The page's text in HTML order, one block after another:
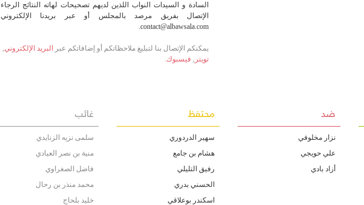
السادة و السيدات النواب اللذين لديهم تصحيحات لهاته النتائج الرجاء
الإتصال بفريق مرصد بالمجلس أو عبر بريدنا الإلكتروني
contact@albawsala.com.
يمكنكم الإتصال بنا لتبليغ ملاحظاتكم أو إضافاتكم عبر البريد الإلكتروني,
تويتر , فيسبوك.
ضد
نزار مخلوفي
علي حويجي
أزاد بادي
محتفظ
سهير الدردوري
هشام بن جامع
رفيق التليلي
الحسني بدري
اسكندر بوعلاقي
غائب
سلمى نزيه الزنايدي
منية بن نصر العيادي
فاضل الصغراوي
محمد منذر بن رحال
خليد بلحاج